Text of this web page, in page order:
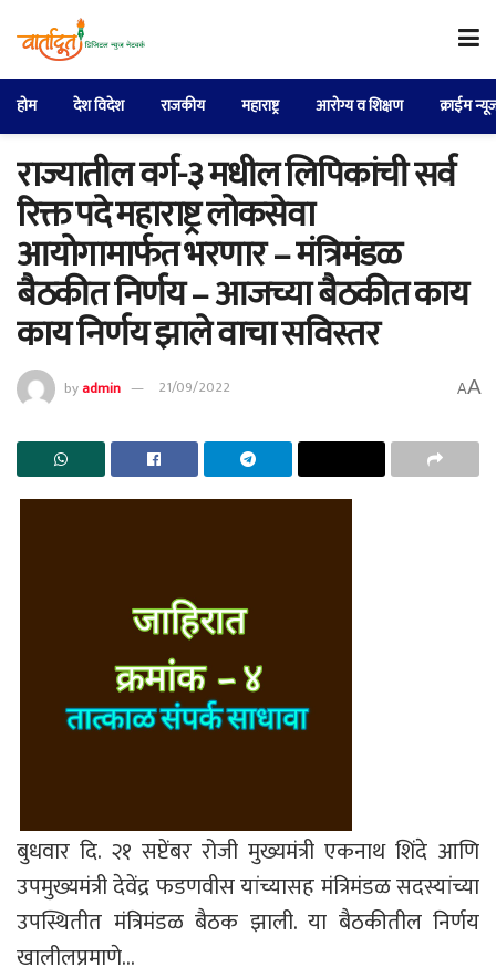
होम देश विदेश राजकीय महाराष्ट्र आरोग्य व शिक्षण क्राईम
राज्यातील वर्ग-३ मधील लिपिकांची सर्व
रिक्त पदे महाराष्ट्र लोकसेवा
आयोगामार्फत भरणार – मंत्रिमंडळ
बैठकीत निर्णय – आजच्या बैठकीत काय
काय निर्णय झाले वाचा सविस्तर
byadmin 21/09/2022 AA
बुधवार दि. २१ सप्टेंबर रोजी मुख्यमंत्री एकनाथ शिंदे आणि
उपमुख्यमंत्री देवेंद्र फडणवीस यांच्यासह मंत्रिमंडळ सदस्यांच्या
उपस्थितीत मंत्रिमंडळ बैठक झाली. या बैठकीतील निर्णय
खालीलप्रमाणे…